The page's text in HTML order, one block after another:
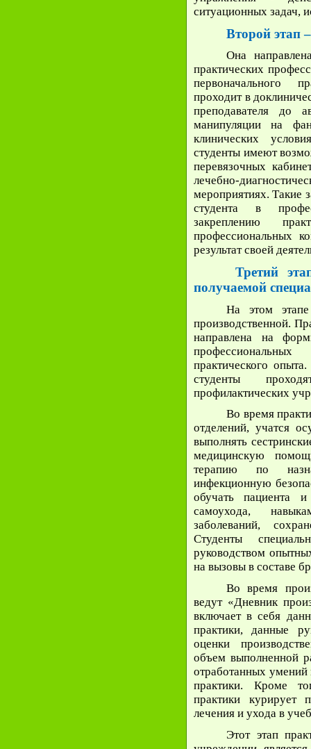
ситуационных задач,
Второй этап
Она
практических
первоначального
проходит в
преподавателя до
манипуляции на
клинических
студенты имеют
перевязочных
лечебно-
мероприятиях. Такие
студента в
закреплению
профессиональных
результат своей
Третий
получаемой
На этом этапе
производственной.
направлена на
практического
студенты
профилактических
Во время
отделений, учатся
выполнять
медицинскую
терапию по
инфекционную
обучать пациента
самоухода,
заболеваний,
Студенты
руководством
на вызовы в составе
Во время
ведут «Дневник
включает в себя
практики, данные
оценки
объем выполненной
отработанных
практики. Кроме
практики курирует
лечения и ухода в
Этот этап